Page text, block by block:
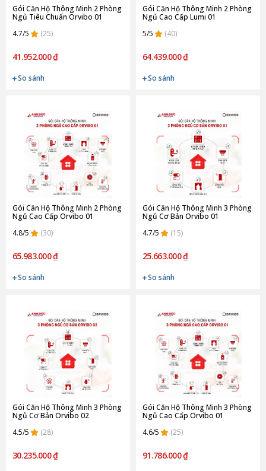
Gói Căn Hộ Thông Minh 2 Phòng
Ngủ Tiêu Chuẩn Orvibo 01
4.7/5
(25)
41.952.000 ₫
So sánh
Gói Căn Hộ Thông Minh 2 Phòng
Ngủ Cao Cấp Lumi 01
5/5
(40)
64.439.000 ₫
So sánh
Gói Căn Hộ Thông Minh 2 Phòng
Ngủ Cao Cấp Orvibo 01
4.8/5
(30)
65.983.000 ₫
So sánh
Gói Căn Hộ Thông Minh 3 Phòng
Ngủ Cơ Bản Orvibo 01
4.7/5
(15)
25.663.000 ₫
So sánh
Gói Căn Hộ Thông Minh 3 Phòng
Ngủ Cơ Bản Orvibo 02
4.5/5
(28)
30.235.000 ₫
Gói Căn Hộ Thông Minh 3 Phòng
Ngủ Cao Cấp Orvibo 01
4.6/5
(25)
91.786.000 ₫